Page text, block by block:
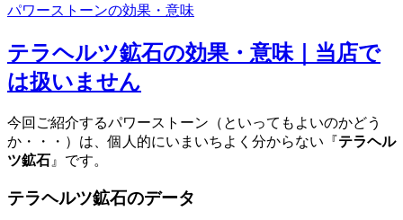
パワーストーンの効果・意味
テラヘルツ鉱石の効果・意味｜当店で
は扱いません
今回ご紹介するパワーストーン（といってもよいのかどう
か・・・）は、個人的にいまいちよく分からない『テラヘル
ツ鉱石 』です。
テラヘルツ鉱石のデータ